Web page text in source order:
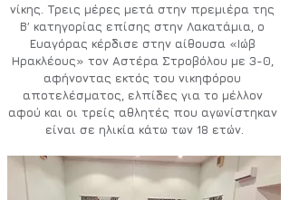
νίκης. Τρεις μέρες μετά στην πρεμιέρα της
Β’ κατηγορίας επίσης στην Λακατάμια, ο
Ευαγόρας κέρδισε στην αίθουσα «Ιώβ
Ηρακλέους» τον Αστέρα Στροβόλου με 3-0,
αφήνοντας εκτός του νικηφόρου
αποτελέσματος, ελπίδες για το μέλλον
αφού και οι τρείς αθλητές που αγωνίστηκαν
είναι σε ηλικία κάτω των 18 ετών.